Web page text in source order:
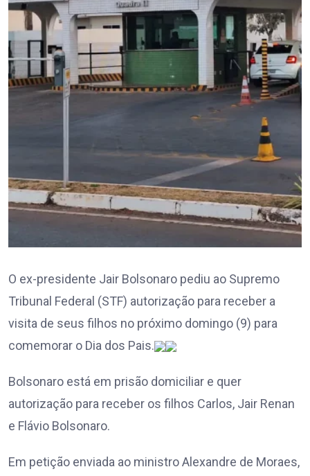
O ex-presidente Jair Bolsonaro pediu ao Supremo
Tribunal Federal (STF) autorização para receber a
visita de seus filhos no próximo domingo (9) para
comemorar o Dia dos Pais.
Bolsonaro está em prisão domiciliar e quer
autorização para receber os filhos Carlos, Jair Renan
e Flávio Bolsonaro.
Em petição enviada ao ministro Alexandre de Moraes,